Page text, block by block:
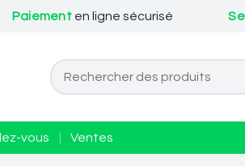
Paiement en ligne sécurisé
vous Ventes